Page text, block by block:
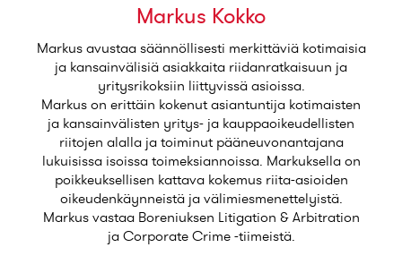
Markus Kokko
Markus avustaa säännöllisesti merkittäviä kotimaisia
ja kansainvälisiä asiakkaita riidanratkaisuun ja
yritysrikoksiin liittyvissä asioissa.
Markus on erittäin kokenut asiantuntija kotimaisten
ja kansainvälisten yritys- ja kauppaoikeudellisten
riitojen alalla ja toiminut pääneuvonantajana
lukuisissa isoissa toimeksiannoissa. Markuksella on
poikkeuksellisen kattava kokemus riita-asioiden
oikeudenkäynneistä ja välimiesmenettelyistä.
Markus vastaa Boreniuksen Litigation & Arbitration
jaCorporate Crime-tiimeistä.